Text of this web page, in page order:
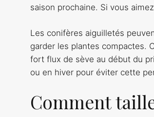
saison prochaine. Si vous
Les conifères aiguilletés
garder les plantes compactes.
fort flux de sève au début du
ou en hiver pour éviter cette
Comment